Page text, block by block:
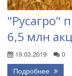
"Русагро"
6,5 млн
19.03.2019 0
Подробнее